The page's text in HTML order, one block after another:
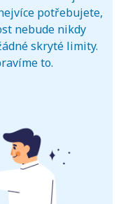
potřebujete,
nebude nikdy
skryté limity.
to.